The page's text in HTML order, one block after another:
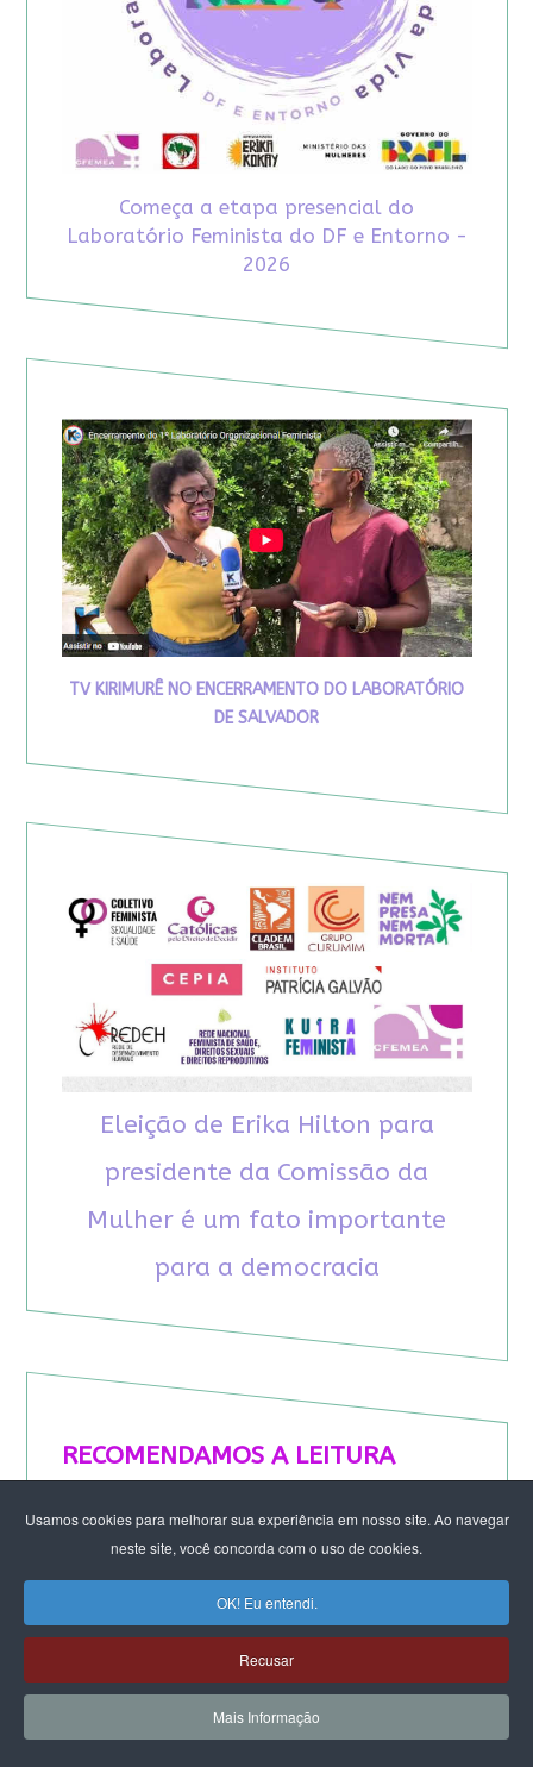
Usamos cookies para melhorar sua experiência em nosso site. Ao navegar
neste site, você concorda com o uso de cookies.
OK! Eu entendi.
Recusar
Mais Informação
Começa a etapa presencial do
Laboratório Feminista do DF e Entorno -
2026
TV KIRIMURÊ NO ENCERRAMENTO DO LABORATÓRIO
DE SALVADOR
Eleição de Erika Hilton para
presidente da Comissão da
Mulher é um fato importante
para a democracia
RECOMENDAMOS A LEITURA
August Nimtz prova que marxismo e
antirracismo são indissociáveis na luta
Rap transfeminista radical argentino na FLIPEI
Quem tem medo dos corpos trans?
Projetos de proteção às mulheres travados no
Congresso ameaçam a democracia
A revolução de Milton Santos